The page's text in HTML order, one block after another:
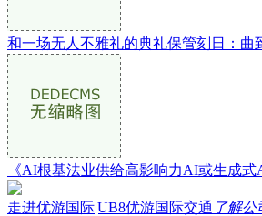
和一场无人不雅礼的典礼保管刻日：曲
《AI根基法业供给高影响力AI或生成式
走进优游国际|UB8优游国际交通 了解